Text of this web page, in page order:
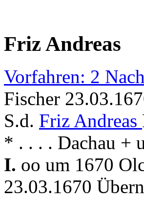
Friz Andreas
Vorfahren: 2
Fischer
S.d. Friz Andreas
* . . . . Dachau +
I. oo um 1670
23.03.1670